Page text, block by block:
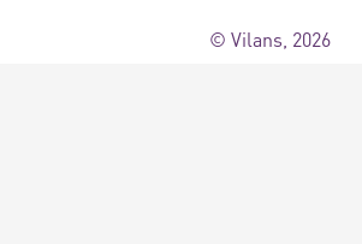
© Vilans, 2026